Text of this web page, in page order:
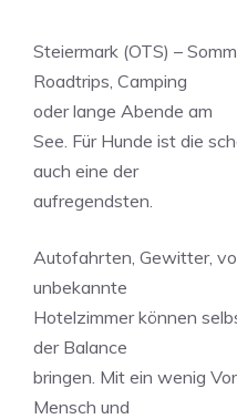
Steiermark (OTS) –
Roadtrips, Camping
oder lange Abende am
See. Für Hunde ist die
auch eine der
aufregendsten.
Autofahrten, Gewitter,
unbekannte
Hotelzimmer können
der Balance
bringen. Mit ein wenig
Mensch und